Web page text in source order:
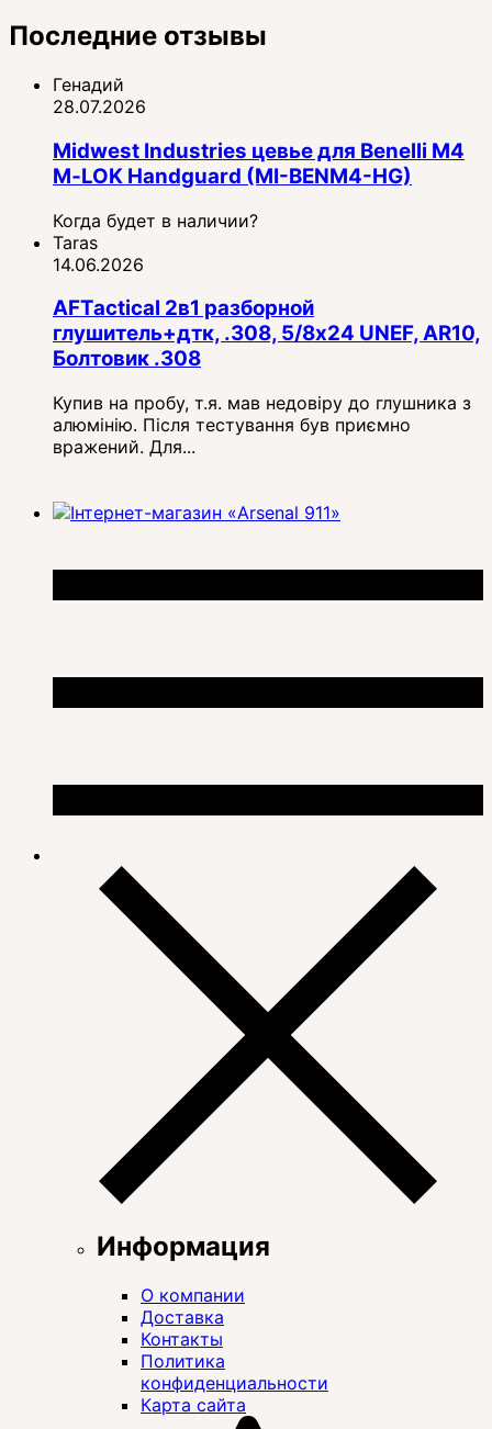
Последние отзывы
Генадий
28.07.2026
Midwest Industries цевье для Benelli M4
M‑LOK Handguard (MI-BENM4-HG)
Когда будет в наличии?
Taras
14.06.2026
AFTactical 2в1 разборной
глушитель+дтк, .308, 5/8x24 UNEF, AR10,
Болтовик .308
Купив на пробу, т.я. мав недовіру до глушника з
алюмінію. Після тестування був приємно
вражений. Для...
Информация
О компании
Доставка
Контакты
Политика
конфиденциальности
Карта сайта